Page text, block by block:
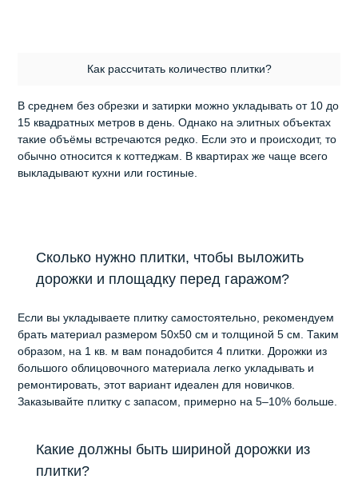
Как рассчитать количество плитки?
В среднем без обрезки и затирки можно укладывать от 10 до
15 квадратных метров в день. Однако на элитных объектах
такие объёмы встречаются редко. Если это и происходит, то
обычно относится к коттеджам. В квартирах же чаще всего
выкладывают кухни или гостиные.
Сколько нужно плитки, чтобы выложить
дорожки и площадку перед гаражом?
Если вы укладываете плитку самостоятельно, рекомендуем
брать материал размером 50х50 см и толщиной 5 см. Таким
образом, на 1 кв. м вам понадобится 4 плитки. Дорожки из
большого облицовочного материала легко укладывать и
ремонтировать, этот вариант идеален для новичков.
Заказывайте плитку с запасом, примерно на 5–10% больше.
Какие должны быть шириной дорожки из
плитки?